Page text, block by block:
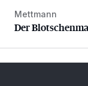
Der
Mettmann
Der